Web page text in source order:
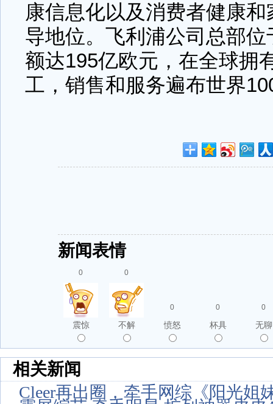
康信息化以及消费者健康
导地位。飞利浦公司总部
额达195亿欧元，在全球拥
工，销售和服务遍布世界
新闻表情
0
震惊
0
不解
0
愤怒
0
杯具
0
无聊
相关新闻
Cleer再出圈，牵手网综《阳光姐